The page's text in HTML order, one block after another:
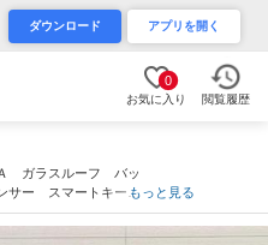
ダウンロード アプリを開く
0
お気に入り 閲覧履歴
ガラスルーフ バッ
サー スマートキー
ミ オートハイビー
県）
もっと見る